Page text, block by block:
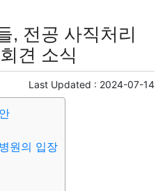
, 전공 사직처리
견 소식
Last Updated : 2024-07-14
원의 입장